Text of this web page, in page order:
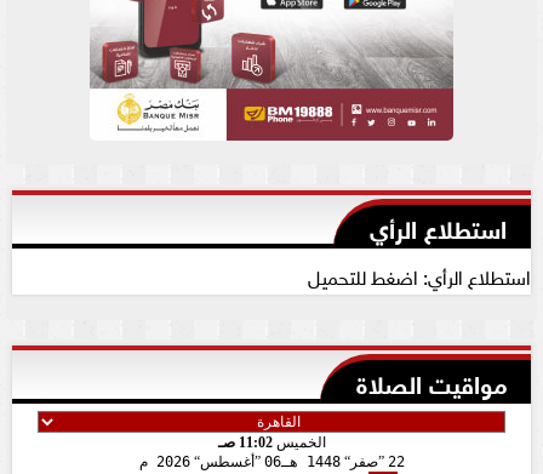
استطلاع الرأي
استطلاع الرأي: اضغط للتحميل
مواقيت الصلاة
الخميس11:02 صـ
22
صفر 1448 هـ 06 أغسطس 2026 م